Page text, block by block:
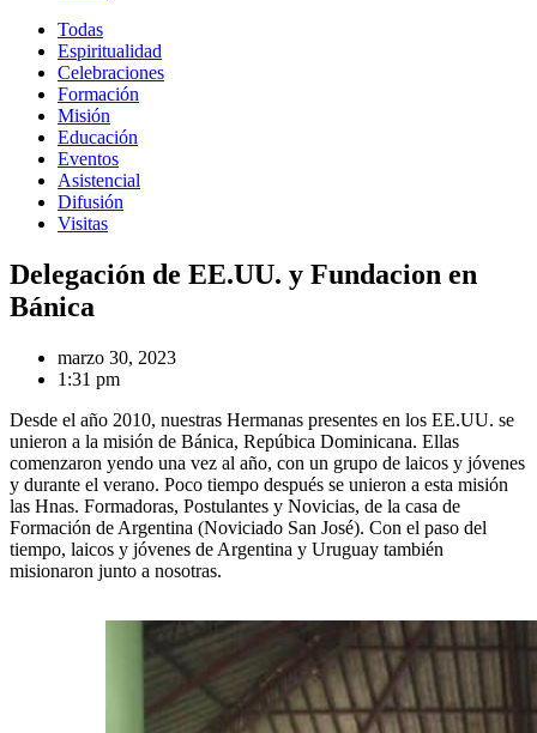
Todas
Espiritualidad
Celebraciones
Formación
Misión
Educación
Eventos
Asistencial
Difusión
Visitas
Delegación de EE.UU. y Fundacion en
Bánica
marzo 30, 2023
1:31 pm
Desde el año 2010, nuestras Hermanas presentes en los EE.UU. se
unieron a la misión de Bánica, Repúbica Dominicana. Ellas
comenzaron yendo una vez al año, con un grupo de laicos y jóvenes
y durante el verano. Poco tiempo después se unieron a esta misión
las Hnas. Formadoras, Postulantes y Novicias, de la casa de
Formación de Argentina (Noviciado San José). Con el paso del
tiempo, laicos y jóvenes de Argentina y Uruguay también
misionaron junto a nosotras.